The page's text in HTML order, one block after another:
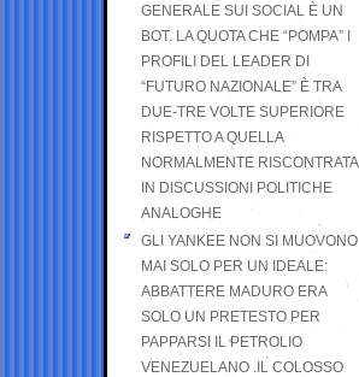
GENERALE SUI SOCIAL È UN
BOT. LA QUOTA CHE “POMPA” I
PROFILI DEL LEADER DI
“FUTURO NAZIONALE” È TRA
DUE-TRE VOLTE SUPERIORE
RISPETTO A QUELLA
NORMALMENTE RISCONTRATA
IN DISCUSSIONI POLITICHE
ANALOGHE
GLI YANKEE NON SI MUOVONO
MAI SOLO PER UN IDEALE:
ABBATTERE MADURO ERA
SOLO UN PRETESTO PER
PAPPARSI IL PETROLIO
VENEZUELANO .IL COLOSSO